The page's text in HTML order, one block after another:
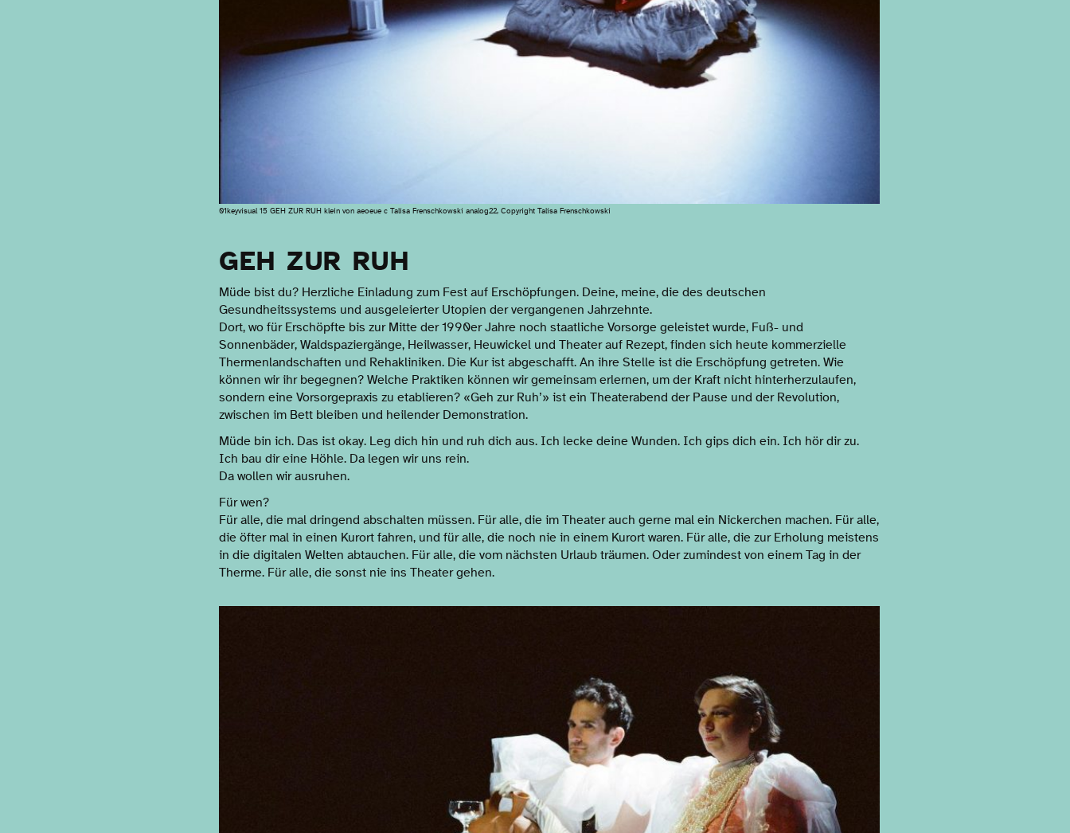
01keyvisual 15 GEH ZUR RUH klein von aeoeue c Talisa Frenschkowski analog22, Copyright Talisa Frenschkowski
GEH ZUR RUH
Müde bist du? Herzliche Einladung zum Fest auf Erschöpfungen. Deine, meine, die des deutschen
Gesundheitssystems und ausgeleierter Utopien der vergangenen Jahrzehnte.
Dort, wo für Erschöpfte bis zur Mitte der 1990er Jahre noch staatliche Vorsorge geleistet wurde, Fuß- und
Sonnenbäder, Waldspaziergänge, Heilwasser, Heuwickel und Theater auf Rezept, finden sich heute kommerzielle
Thermenlandschaften und Rehakliniken. Die Kur ist abgeschafft. An ihre Stelle ist die Erschöpfung getreten. Wie
können wir ihr begegnen? Welche Praktiken können wir gemeinsam erlernen, um der Kraft nicht hinterherzulaufen,
sondern eine Vorsorgepraxis zu etablieren? «Geh zur Ruh’» ist ein Theaterabend der Pause und der Revolution,
zwischen im Bett bleiben und heilender Demonstration.
Müde bin ich. Das ist okay. Leg dich hin und ruh dich aus. Ich lecke deine Wunden. Ich gips dich ein. Ich hör dir zu.
Ich bau dir eine Höhle. Da legen wir uns rein.
Da wollen wir ausruhen.
Für wen?
Für alle, die mal dringend abschalten müssen. Für alle, die im Theater auch gerne mal ein Nickerchen machen. Für alle,
die öfter mal in einen Kurort fahren, und für alle, die noch nie in einem Kurort waren. Für alle, die zur Erholung meistens
in die digitalen Welten abtauchen. Für alle, die vom nächsten Urlaub träumen. Oder zumindest von einem Tag in der
Therme. Für alle, die sonst nie ins Theater gehen.